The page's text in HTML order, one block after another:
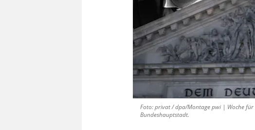
Foto: privat / dpa/Montage pwi | Woche für
Bundeshauptstadt.